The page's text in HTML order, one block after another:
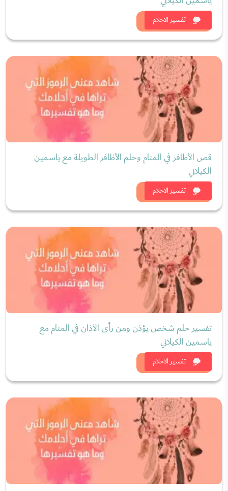
تفسير الاحلام
شاهد الان
تفسير الاحلام
قص الأظافر في المنام وحلم الأظافر الطويلة مع ياسمين
الكيلاني
شاهد الان
تفسير الاحلام
تفسير حلم شخص يؤذن ومن رأى الأذان في المنام مع
ياسمين الكيلاني
شاهد الان